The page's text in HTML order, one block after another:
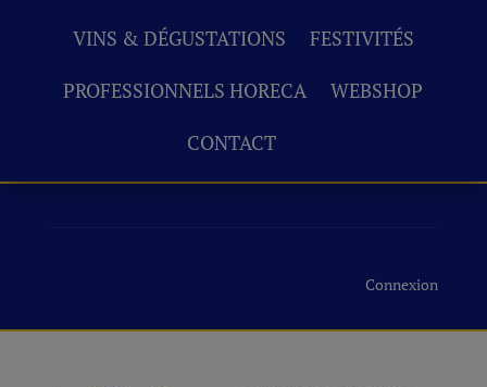
VINS & DÉGUSTATIONS
FESTIVITÉS
PROFESSIONNELS HORECA
WEBSHOP
CONTACT
Connexion